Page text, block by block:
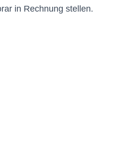
in Rechnung stellen.